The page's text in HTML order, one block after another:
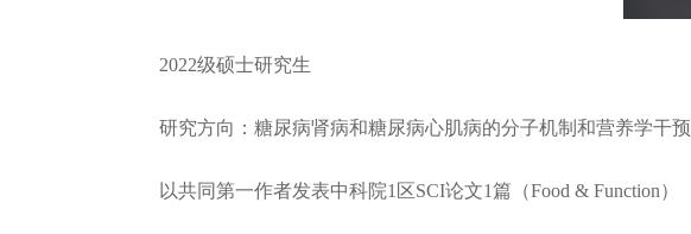
2022级硕士研究生
研究方向：糖尿病肾病和糖尿病心肌病的分子机制和营养学干预
以共同第一作者发表中科院1区SCI论文1篇（Food & Function）